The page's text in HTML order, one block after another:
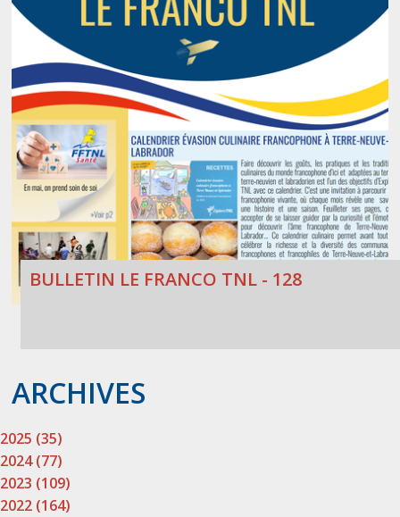
BULLETIN LE FRANCO TNL - 128
ARCHIVES
2025 (35)
2024 (77)
2023 (109)
2022 (164)